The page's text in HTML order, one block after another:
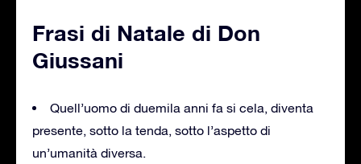
Frasi di Natale di Don
Giussani
Quell’uomo di duemila anni fa si cela, diventa
presente, sotto la tenda, sotto l’aspetto di
un’umanità diversa.